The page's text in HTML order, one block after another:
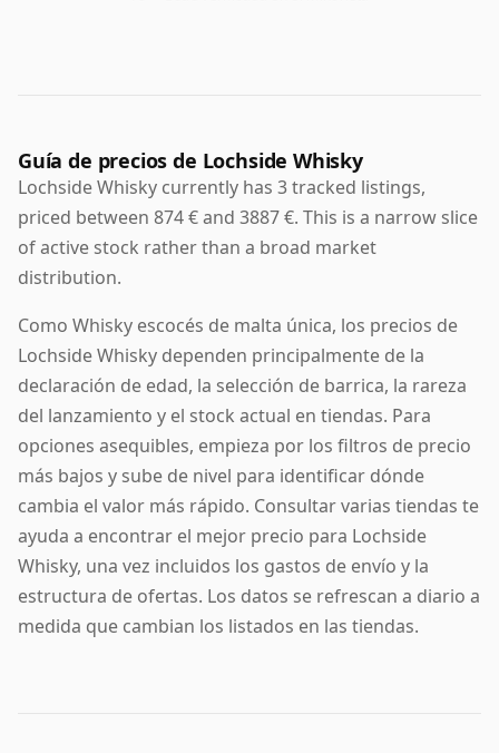
suavemente dulce, con notas de fruta de hueso, miel,
La fascinación que despierta Lochside proviene en
parte de su rareza, pero también de su singular lugar
en la historia del Scotch whisky. Pocas destilerías
produjeron espirituoso de malta y de grano en el
mismo emplazamiento de esta manera, y los
carácter distintivo de las Highlands de la costa este
procedente de una destilería que ya no puede
recrearse.
Guía de precios de Lochside Whisky
Lochside Whisky currently has 3 tracked listings,
priced between 874 € and 3887 €. This is a narrow slice
of active stock rather than a broad market
distribution.
Como Whisky escocés de malta única, los precios de
Lochside Whisky dependen principalmente de la
declaración de edad, la selección de barrica, la rareza
del lanzamiento y el stock actual en tiendas. Para
opciones asequibles, empieza por los filtros de precio
más bajos y sube de nivel para identificar dónde
cambia el valor más rápido. Consultar varias tiendas te
ayuda a encontrar el mejor precio para Lochside
Whisky, una vez incluidos los gastos de envío y la
estructura de ofertas. Los datos se refrescan a diario a
medida que cambian los listados en las tiendas.